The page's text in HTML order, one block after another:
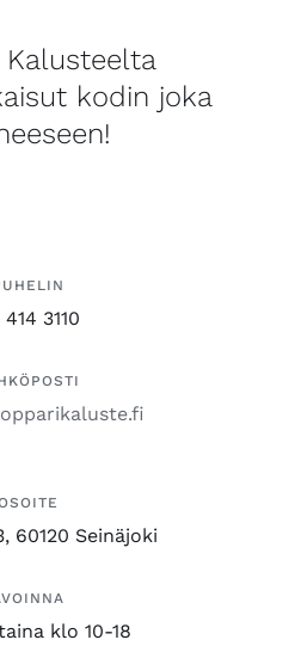
Kalusteelta
kodin joka
3110
60120 Seinäjoki
klo 10-18